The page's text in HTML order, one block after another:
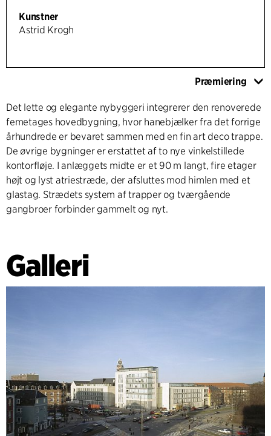
Kunstner
Astrid Krogh
Præmiering
Det lette og elegante nybyggeri integrerer den renoverede
femetages hovedbygning, hvor hanebjælker fra det forrige
århundrede er bevaret sammen med en fin art deco trappe.
De øvrige bygninger er erstattet af to nye vinkelstillede
kontorfløje. I anlæggets midte er et 90 m langt, fire etager
højt og lyst atriestræde, der afsluttes mod himlen med et
glastag. Strædets system af trapper og tværgående
gangbroer forbinder gammelt og nyt.
Galleri